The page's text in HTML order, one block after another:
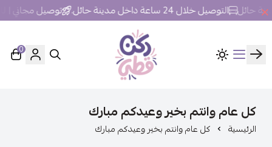
التوصيل خلال 24 ساعة داخل مدينة حائل. توصيل مجاني | للطلبات فوق
ركن قطي
0
كل عام وانتم بخير وعيدكم مبارك
الرئيسية كل عام وانتم بخير وعيدكم مبارك